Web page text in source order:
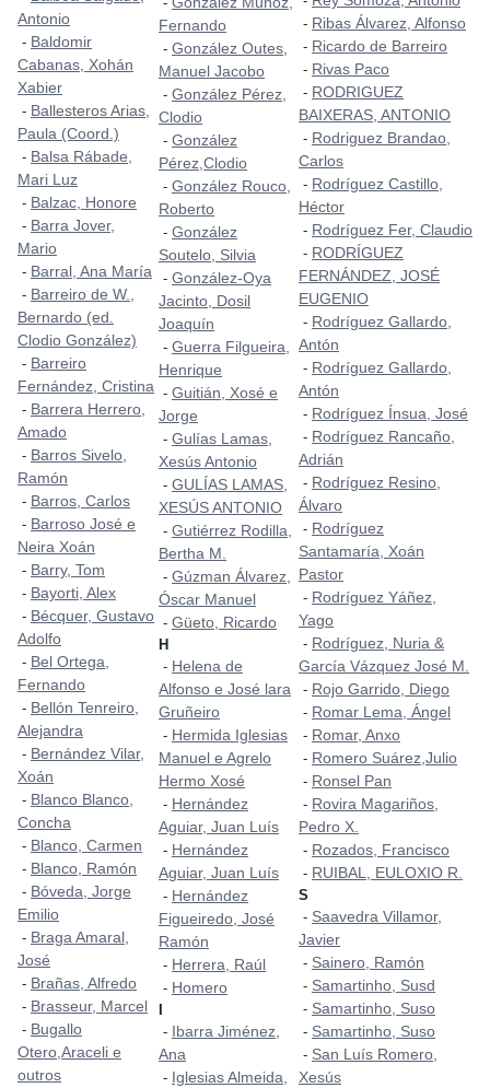
Antonio
- Baldomir
Cabanas, Xohán
Xabier
- Ballesteros Arias,
Paula (Coord.)
- Balsa Rábade,
Mari Luz
- Balzac, Honore
- Barra Jover,
Mario
- Barral, Ana María
- Barreiro de W.,
Bernardo (ed.
Clodio González)
- Barreiro
Fernández, Cristina
- Barrera Herrero,
Amado
- Barros Sivelo,
Ramón
- Barros, Carlos
- Barroso José e
Neira Xoán
- Barry, Tom
- Bayorti, Alex
- Bécquer, Gustavo
Adolfo
- Bel Ortega,
Fernando
- Bellón Tenreiro,
Alejandra
- Bernández Vilar,
Xoán
- Blanco Blanco,
Concha
- Blanco, Carmen
- Blanco, Ramón
- Bóveda, Jorge
Emilio
- Braga Amaral,
José
- Brañas, Alfredo
- Brasseur, Marcel
- Bugallo
Otero,Araceli e
outros
Fernando
- González Outes,
Manuel Jacobo
- González Pérez,
Clodio
- González
Pérez,Clodio
- González Rouco,
Roberto
- González
Soutelo, Silvia
- González-Oya
Jacinto, Dosil
Joaquín
- Guerra Filgueira,
Henrique
- Guitián, Xosé e
Jorge
- Gulías Lamas,
Xesús Antonio
- GULÍAS LAMAS,
XESÚS ANTONIO
- Gutiérrez Rodilla,
Bertha M.
- Gúzman Álvarez,
Óscar Manuel
- Güeto, Ricardo
H
- Helena de
Alfonso e José lara
Gruñeiro
- Hermida Iglesias
Manuel e Agrelo
Hermo Xosé
- Hernández
Aguiar, Juan Luís
- Hernández
Aguiar, Juan Luís
- Hernández
Figueiredo, José
Ramón
- Herrera, Raúl
- Homero
- Ibarra Jiménez,
Ana
- Iglesias Almeida,
- Ribas Álvarez, Alfonso
- Ricardo de Barreiro
- Rivas Paco
- RODRIGUEZ
BAIXERAS, ANTONIO
- Rodriguez Brandao,
Carlos
- Rodríguez Castillo,
Héctor
- Rodríguez Fer, Claudio
- RODRÍGUEZ
FERNÁNDEZ, JOSÉ
EUGENIO
- Rodríguez Gallardo,
Antón
- Rodríguez Gallardo,
Antón
- Rodríguez Ínsua, José
- Rodríguez Rancaño,
Adrián
- Rodríguez Resino,
Álvaro
- Rodríguez
Santamaría, Xoán
Pastor
- Rodríguez Yáñez,
Yago
- Rodríguez, Nuria &
García Vázquez José M.
- Rojo Garrido, Diego
- Romar Lema, Ángel
- Romar, Anxo
- Romero Suárez,Julio
- Ronsel Pan
- Rovira Magariños,
Pedro X.
- Rozados, Francisco
- RUIBAL, EULOXIO R.
S
- Saavedra Villamor,
Javier
- Sainero, Ramón
- Samartinho, Susd
- Samartinho, Suso
- Samartinho, Suso
- San Luís Romero,
Xesús